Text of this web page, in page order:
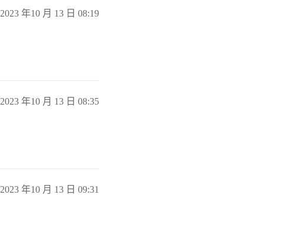
2023 年10 月 13 日 08:19
2023 年10 月 13 日 08:35
2023 年10 月 13 日 09:31